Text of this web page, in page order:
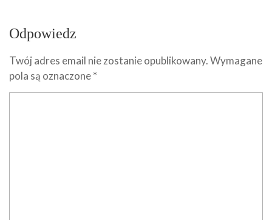
Odpowiedz
Twój adres email nie zostanie opublikowany.Wymagane
pola są oznaczone*